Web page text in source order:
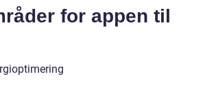
for appen til